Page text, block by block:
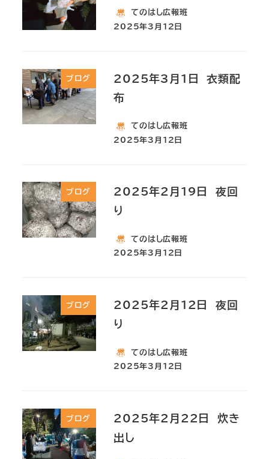
てのはし広報班
2025年3月12日
ブログ
2025年3月1日 衣類配
布
てのはし広報班
2025年3月12日
ブログ
2025年2月19日 夜回
り
てのはし広報班
2025年3月12日
ブログ
2025年2月12日 夜回
り
てのはし広報班
2025年3月12日
ブログ
2025年2月22日 炊き
出し